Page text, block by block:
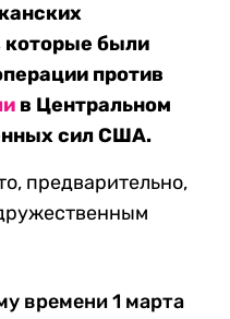
которые были
против
в Центральном
сил США.
предварительно,
времени 1 марта